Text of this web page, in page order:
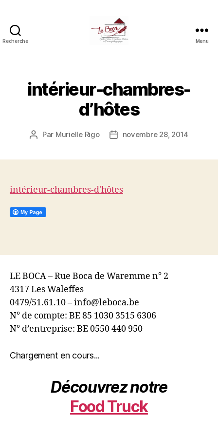
Recherche
gîtes,
chambres
d'hôtes
et
pédagogique)
Menu
intérieur-chambres-
d’hôtes
Auteur
Par Murielle Rigo
Datenovembre 28, 2014
intérieur-chambres-d'hôtes
LE BOCA – Rue Boca de Waremme n° 2
4317 Les Waleffes
0479/51.61.10 – info@leboca.be
N° de compte: BE 85 1030 3515 6306
N° d’entreprise: BE 0550 440 950
Chargement en cours...
Découvrez notre
Food Truck